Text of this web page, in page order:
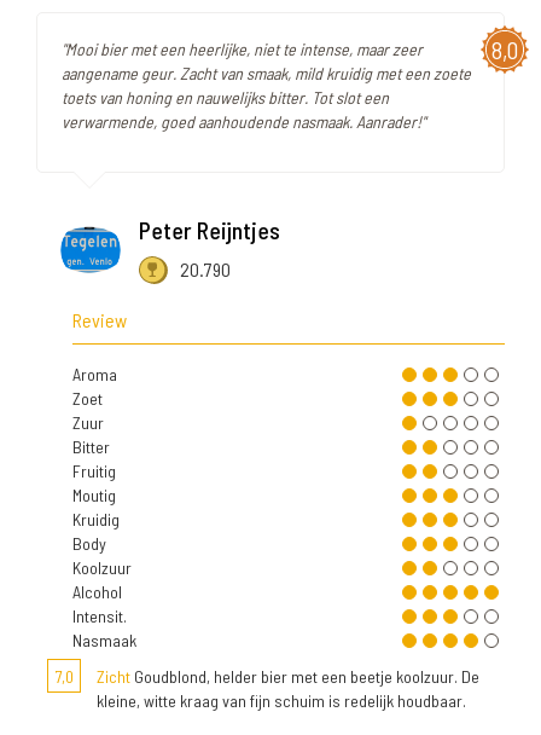
8,0
"Mooi bier met een heerlijke, niet te intense, maar zeer
aangename geur. Zacht van smaak, mild kruidig met een zoete
toets van honing en nauwelijks bitter. Tot slot een
verwarmende, goed aanhoudende nasmaak. Aanrader!"
Peter Reijntjes
20.790
Review
Aroma
Zoet
Zuur
Bitter
Fruitig
Moutig
Kruidig
Body
Koolzuur
Alcohol
Intensit.
Nasmaak
7,0
Zicht Goudblond, helder bier met een beetje koolzuur. De
kleine, witte kraag van fijn schuim is redelijk houdbaar.